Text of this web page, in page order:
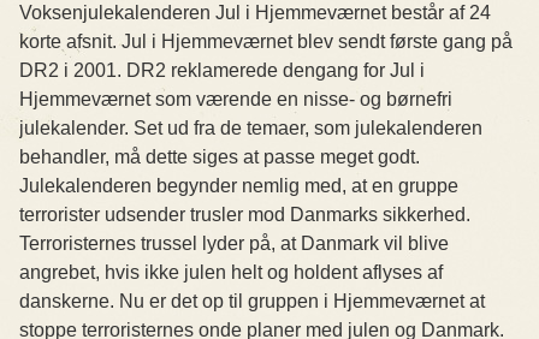
Voksenjulekalenderen Jul i Hjemmeværnet består af 24
korte afsnit. Jul i Hjemmeværnet blev sendt første gang på
DR2 i 2001. DR2 reklamerede dengang for Jul i
Hjemmeværnet som værende en nisse- og børnefri
julekalender. Set ud fra de temaer, som julekalenderen
behandler, må dette siges at passe meget godt.
Julekalenderen begynder nemlig med, at en gruppe
terrorister udsender trusler mod Danmarks sikkerhed.
Terroristernes trussel lyder på, at Danmark vil blive
angrebet, hvis ikke julen helt og holdent aflyses af
danskerne. Nu er det op til gruppen i Hjemmeværnet at
stoppe terroristernes onde planer med julen og Danmark.